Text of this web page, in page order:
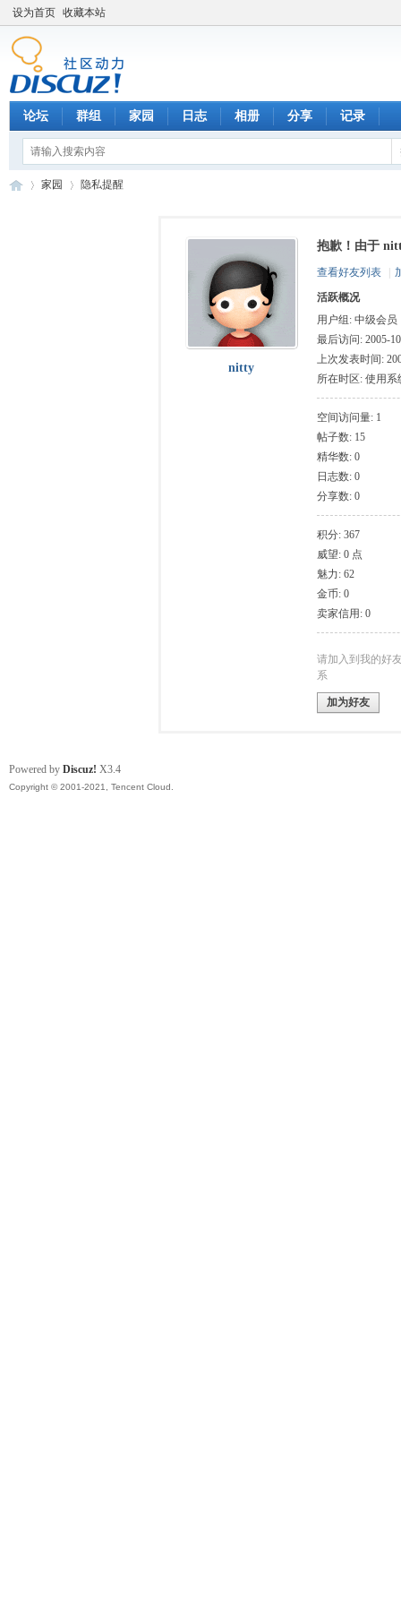
设为首页 收藏本站
论坛 群组 家园 日志 相册 分享 记录
家园 隐私提醒
nitty
抱歉！由于
查看好友列表
活跃概况
用户组: 中级会员
最后访问: 2005-
上次发表时间:
所在时区: 使用系
空间访问量: 1
帖子数: 15
精华数: 0
日志数: 0
分享数: 0
积分: 367
威望: 0 点
魅力: 62
金币: 0
卖家信用: 0
请加入到我的好
系
加为好友
Powered by Discuz! X3.4
Copyright © 2001-2021, Tencent Cloud.